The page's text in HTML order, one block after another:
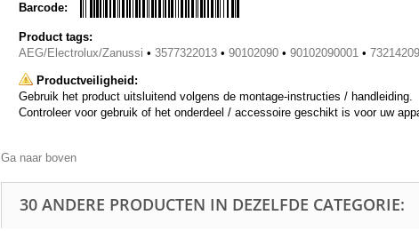
Barcode:
Product tags:
AEG/Electrolux/Zanussi • 3577322013 • 90102090 • 90102090001 •
Productveiligheid:
Gebruik het product uitsluitend volgens de montage-instructies / handleiding.
Controleer voor gebruik of het onderdeel / accessoire geschikt is voor uw
Ga naar boven
30 ANDERE PRODUCTEN IN DEZELFDE CATEGORIE: